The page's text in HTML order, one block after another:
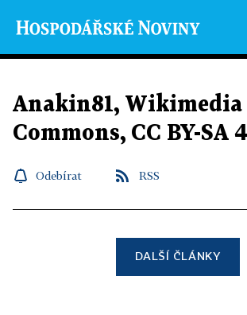
Anakin81, Wikimedia
Commons, CC BY-SA
Odebírat RSS
DALŠÍ ČLÁNKY